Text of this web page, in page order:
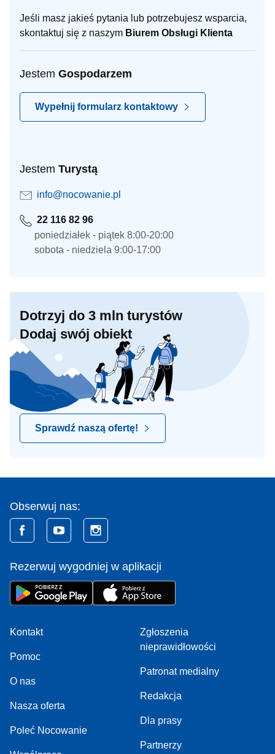
Jeśli masz jakieś pytania lub potrzebujesz wsparcia,
skontaktuj się z naszym Biurem Obsługi Klienta
Jestem Gospodarzem
Wypełnij formularz kontaktowy
Jestem Turystą
info@nocowanie.pl
22 116 82 96
poniedziałek - piątek 8:00-20:00
sobota - niedziela 9:00-17:00
Dotrzyj do 3 mln turystów
Dodaj swój obiekt
Sprawdź naszą ofertę!
Obserwuj nas:
Rezerwuj wygodniej w aplikacji
Kontakt
Pomoc
O nas
Nasza oferta
Poleć Nocowanie
Zgłoszenia
nieprawidłowości
Patronat medialny
Redakcja
Dla prasy
Partnerzy